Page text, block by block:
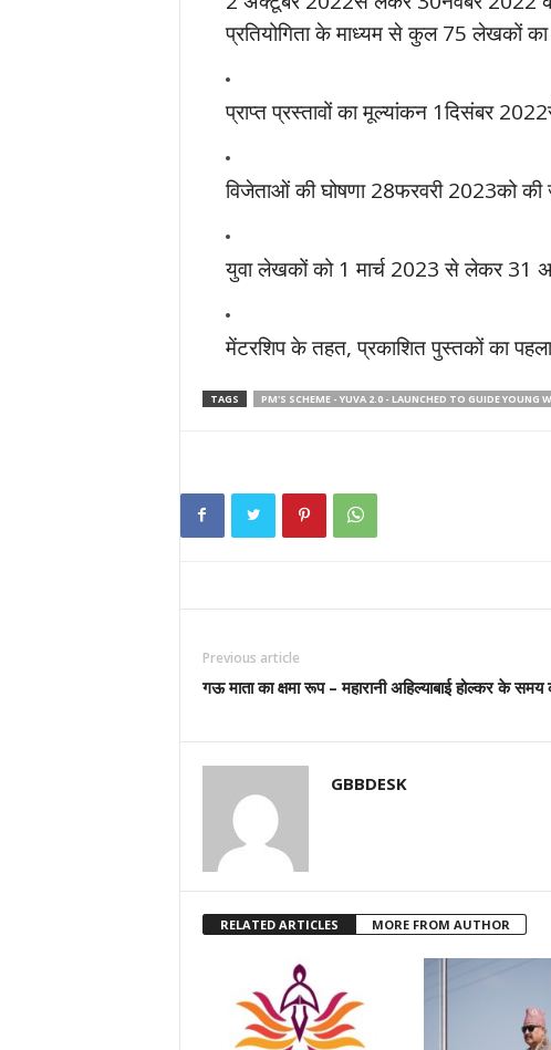
प्रतियोगिता के माध्यम से कुल 75 लेखकों का
प्राप्त प्रस्तावों का मूल्यांकन 1दिसंबर
विजेताओं की घोषणा 28फरवरी 2023को की
युवा लेखकों को 1 मार्च 2023 से लेकर 31
मेंटरशिप के तहत, प्रकाशित पुस्तकों का
TAGS PM'S SCHEME - YUVA 2.0 - LAUNCHED TO GUIDE YOUNG
Previous article
गऊ माता का क्षमा रूप – महारानी अहिल्याबाई होल्कर के
GBBDESK
RELATED ARTICLES MORE FROM AUTHOR